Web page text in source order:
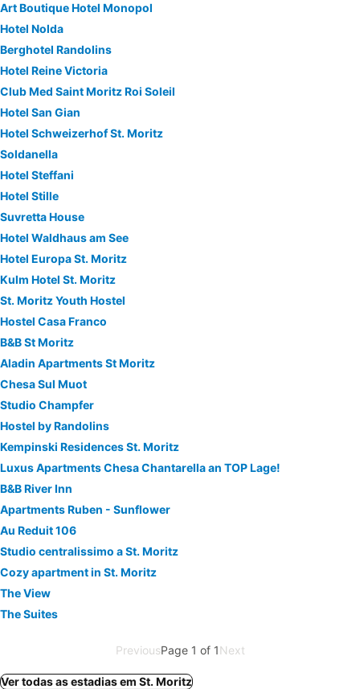
Art Boutique Hotel Monopol
Hotel Nolda
Berghotel Randolins
Hotel Reine Victoria
Club Med Saint Moritz Roi Soleil
Hotel San Gian
Hotel Schweizerhof St. Moritz
Soldanella
Hotel Steffani
Hotel Stille
Suvretta House
Hotel Waldhaus am See
Hotel Europa St. Moritz
Kulm Hotel St. Moritz
St. Moritz Youth Hostel
Hostel Casa Franco
B&B St Moritz
Aladin Apartments St Moritz
Chesa Sul Muot
Studio Champfer
Hostel by Randolins
Kempinski Residences St. Moritz
Luxus Apartments Chesa Chantarella an TOP Lage!
B&B River Inn
Apartments Ruben - Sunflower
Au Reduit 106
Studio centralissimo a St. Moritz
Cozy apartment in St. Moritz
The View
The Suites
PreviousPage 1 of 1Next
Ver todas as estadias em St. Moritz